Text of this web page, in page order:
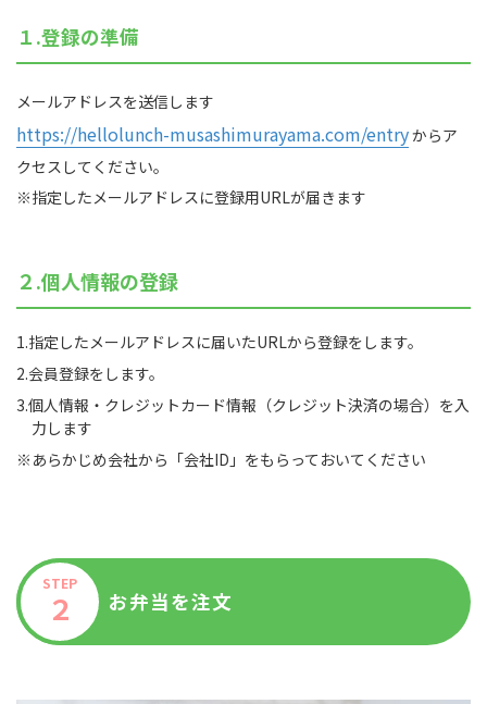
１.登録の準備
メールアドレスを送信します
https://hellolunch-musashimurayama.com/entryからア
クセスしてください。
※指定したメールアドレスに登録用URLが届きます
２.個人情報の登録
1.指定したメールアドレスに届いたURLから登録をします。
2.会員登録をします。
3.個人情報・クレジットカード情報（クレジット決済の場合）を入
力します
※あらかじめ会社から「会社ID」をもらっておいてください
STEP
２ お弁当を注文